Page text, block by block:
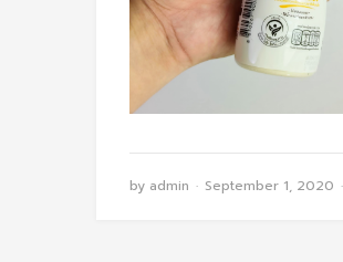
by admin September 1, 2020